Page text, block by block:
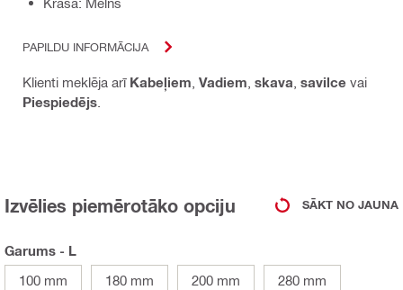
PAPILDU INFORMĀCIJA
Klienti meklēja arī Kabeļiem Vadiem skava savilce vai
Piespiedējs
Izvēlies piemērotāko opciju SĀKT NO JAUNA
Garums - L
100 mm
180 mm 200 mm 280 mm